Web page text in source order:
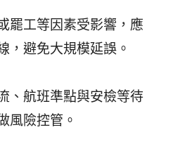
罷工等因素受影響，應
，避免大規模延誤。
、航班準點與安檢等待
風險控管。